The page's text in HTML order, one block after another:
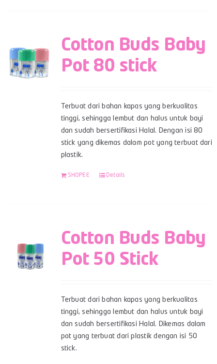
Cotton Buds Baby
Pot 80 stick
Terbuat dari bahan kapas yang berkualitas
tinggi, sehingga lembut dan halus untuk bayi
dan sudah bersertifikasi Halal. Dengan isi 80
stick yang dikemas dalam pot yang terbuat dari
plastik.
SHOPEE Details
Cotton Buds Baby
Pot 50 Stick
Terbuat dari bahan kapas yang berkualitas
tinggi, sehingga lembut dan halus untuk bayi
dan sudah bersertifikasi Halal. Dikemas dalam
pot yang terbuat dari plastik dengan isi 50
stick.